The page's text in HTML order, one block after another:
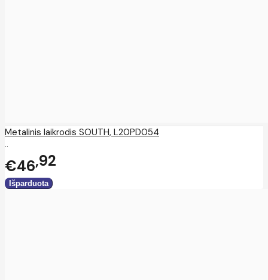
Metalinis laikrodis SOUTH, L20PD054
..
€46 92